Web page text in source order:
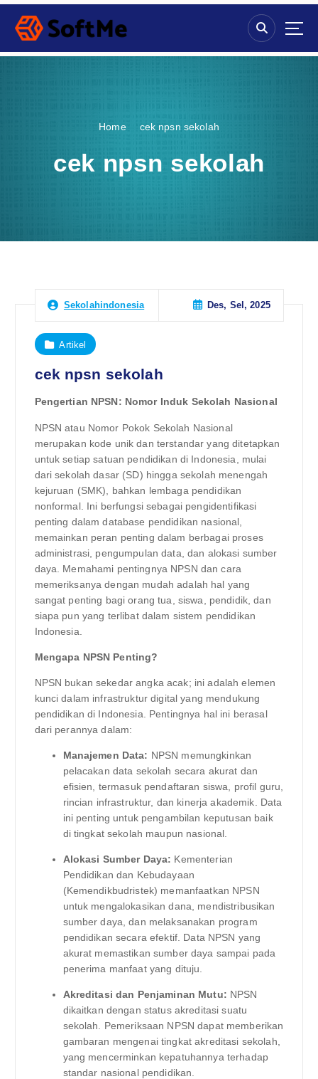
S
p
Home cek npsn sekolah
cek npsn sekolah
Sekolahindonesia Des, Sel, 2025
Artikel
cek npsn sekolah
Pengertian NPSN: Nomor Induk Sekolah Nasional
NPSN atau Nomor Pokok Sekolah Nasional
merupakan kode unik dan terstandar yang ditetapkan
untuk setiap satuan pendidikan di Indonesia, mulai
dari sekolah dasar (SD) hingga sekolah menengah
kejuruan (SMK), bahkan lembaga pendidikan
nonformal. Ini berfungsi sebagai pengidentifikasi
penting dalam database pendidikan nasional,
memainkan peran penting dalam berbagai proses
administrasi, pengumpulan data, dan alokasi sumber
daya. Memahami pentingnya NPSN dan cara
memeriksanya dengan mudah adalah hal yang
sangat penting bagi orang tua, siswa, pendidik, dan
siapa pun yang terlibat dalam sistem pendidikan
Indonesia.
Mengapa NPSN Penting?
NPSN bukan sekedar angka acak; ini adalah elemen
kunci dalam infrastruktur digital yang mendukung
pendidikan di Indonesia. Pentingnya hal ini berasal
dari perannya dalam:
Manajemen Data: NPSN memungkinkan
pelacakan data sekolah secara akurat dan
efisien, termasuk pendaftaran siswa, profil guru,
rincian infrastruktur, dan kinerja akademik. Data
ini penting untuk pengambilan keputusan baik
di tingkat sekolah maupun nasional.
Alokasi Sumber Daya: Kementerian
Pendidikan dan Kebudayaan
(Kemendikbudristek) memanfaatkan NPSN
untuk mengalokasikan dana, mendistribusikan
sumber daya, dan melaksanakan program
pendidikan secara efektif. Data NPSN yang
akurat memastikan sumber daya sampai pada
penerima manfaat yang dituju.
Akreditasi dan Penjaminan Mutu: NPSN
dikaitkan dengan status akreditasi suatu
sekolah. Pemeriksaan NPSN dapat memberikan
gambaran mengenai tingkat akreditasi sekolah,
yang mencerminkan kepatuhannya terhadap
standar nasional pendidikan.